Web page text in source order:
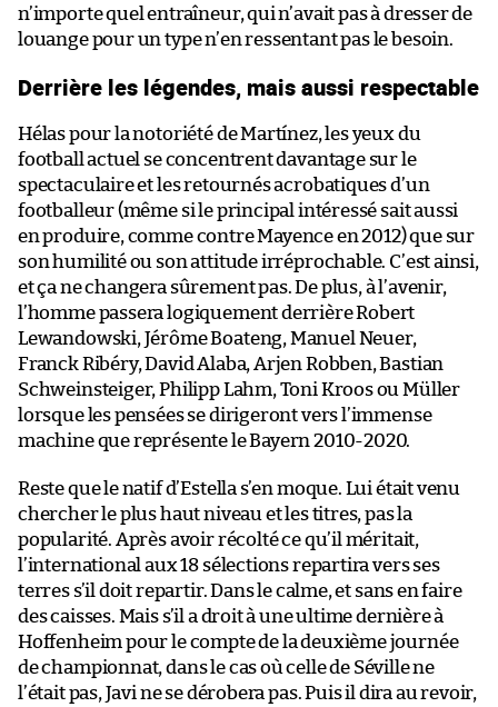
n’importe quel entraîneur, qui n’avait pas à dresser de
louange pour un type n’en ressentant pas le besoin.
Derrière les légendes, mais aussi respectable
Hélas pour la notoriété de Martínez, les yeux du
football actuel se concentrent davantage sur le
spectaculaire et les retournés acrobatiques d’un
footballeur (même si le principal intéressé sait aussi
en produire, comme contre Mayence en 2012) que sur
son humilité ou son attitude irréprochable. C’est ainsi,
et ça ne changera sûrement pas. De plus, à l’avenir,
l’homme passera logiquement derrière Robert
Lewandowski, Jérôme Boateng, Manuel Neuer,
Franck Ribéry, David Alaba, Arjen Robben, Bastian
Schweinsteiger, Philipp Lahm, Toni Kroos ou Müller
lorsque les pensées se dirigeront vers l’immense
machine que représente le Bayern 2010-2020.
Reste que le natif d’Estella s’en moque. Lui était venu
chercher le plus haut niveau et les titres, pas la
popularité. Après avoir récolté ce qu’il méritait,
l’international aux 18 sélections repartira vers ses
terres s’il doit repartir. Dans le calme, et sans en faire
des caisses. Mais s’il a droit à une ultime dernière à
Hoffenheim pour le compte de la deuxième journée
de championnat, dans le cas où celle de Séville ne
l’était pas, Javi ne se dérobera pas. Puis il dira au revoir,